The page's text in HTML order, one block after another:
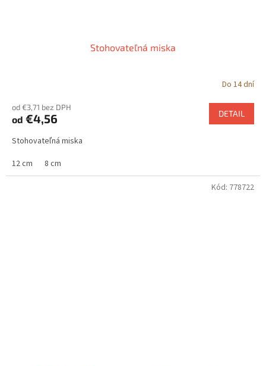
Stohovateľná miska
Do 14 dní
od €3,71 bez DPH
od €4,56 DETAIL
Stohovateľná miska
12 cm
8 cm
Kód: 778722